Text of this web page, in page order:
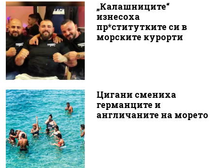
„Калашниците“
изнесоха
пр*ститутките си в
морските курорти
Цигани смениха
германците и
англичаните на морето